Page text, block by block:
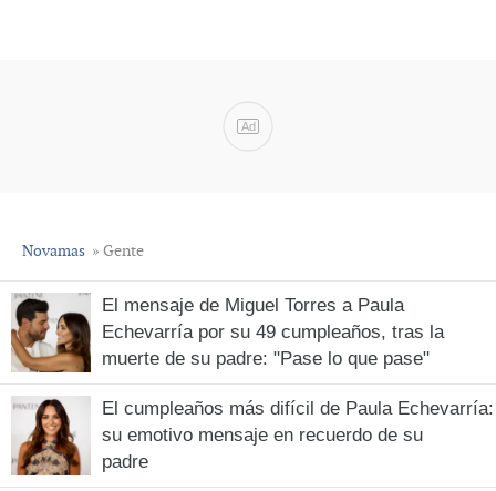
Ad
Novamas » Gente
El mensaje de Miguel Torres a Paula
Echevarría por su 49 cumpleaños, tras la
muerte de su padre: "Pase lo que pase"
El cumpleaños más difícil de Paula Echevarría:
su emotivo mensaje en recuerdo de su
padre